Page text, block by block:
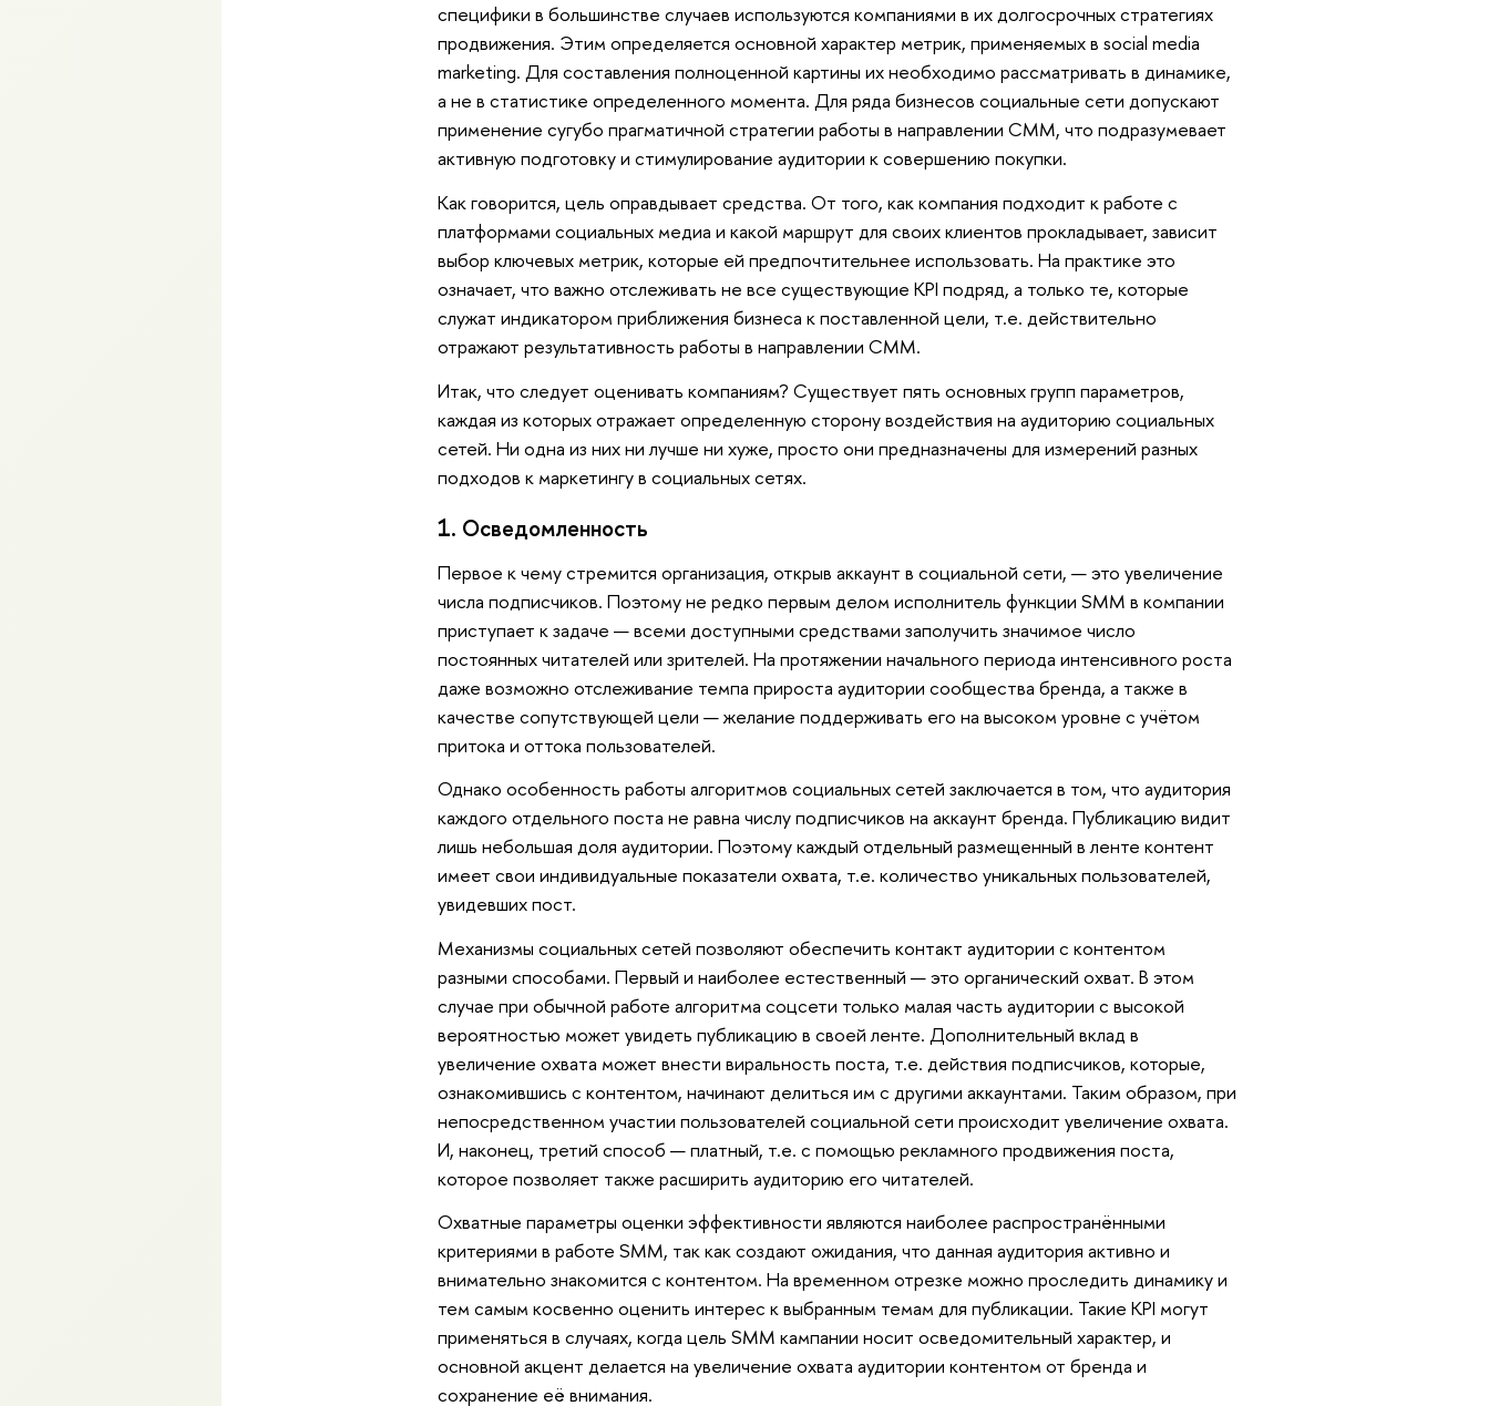
специфики в большинстве случаев используются компаниями в их долгосрочных стратегиях
продвижения. Этим определяется основной характер метрик, применяемых в social media
marketing. Для составления полноценной картины их необходимо рассматривать в динамике,
а не в статистике определенного момента. Для ряда бизнесов социальные сети допускают
применение сугубо прагматичной стратегии работы в направлении СММ, что подразумевает
активную подготовку и стимулирование аудитории к совершению покупки.
Как говорится, цель оправдывает средства. От того, как компания подходит к работе с
платформами социальных медиа и какой маршрут для своих клиентов прокладывает, зависит
выбор ключевых метрик, которые ей предпочтительнее использовать. На практике это
означает, что важно отслеживать не все существующие KPI подряд, а только те, которые
служат индикатором приближения бизнеса к поставленной цели, т.е. действительно
отражают результативность работы в направлении СММ.
Итак, что следует оценивать компаниям? Существует пять основных групп параметров,
каждая из которых отражает определенную сторону воздействия на аудиторию социальных
сетей. Ни одна из них ни лучше ни хуже, просто они предназначены для измерений разных
подходов к маркетингу в социальных сетях.
1. Осведомленность
Первое к чему стремится организация, открыв аккаунт в социальной сети, — это увеличение
числа подписчиков. Поэтому не редко первым делом исполнитель функции SMM в компании
приступает к задаче — всеми доступными средствами заполучить значимое число
постоянных читателей или зрителей. На протяжении начального периода интенсивного роста
даже возможно отслеживание темпа прироста аудитории сообщества бренда, а также в
качестве сопутствующей цели — желание поддерживать его на высоком уровне с учётом
притока и оттока пользователей.
Однако особенность работы алгоритмов социальных сетей заключается в том, что аудитория
каждого отдельного поста не равна числу подписчиков на аккаунт бренда. Публикацию видит
лишь небольшая доля аудитории. Поэтому каждый отдельный размещенный в ленте контент
имеет свои индивидуальные показатели охвата, т.е. количество уникальных пользователей,
увидевших пост.
Механизмы социальных сетей позволяют обеспечить контакт аудитории с контентом
разными способами. Первый и наиболее естественный — это органический охват. В этом
случае при обычной работе алгоритма соцсети только малая часть аудитории с высокой
вероятностью может увидеть публикацию в своей ленте. Дополнительный вклад в
увеличение охвата может внести виральность поста, т.е. действия подписчиков, которые,
ознакомившись с контентом, начинают делиться им с другими аккаунтами. Таким образом, при
непосредственном участии пользователей социальной сети происходит увеличение охвата.
И, наконец, третий способ — платный, т.е. с помощью рекламного продвижения поста,
которое позволяет также расширить аудиторию его читателей.
Охватные параметры оценки эффективности являются наиболее распространёнными
критериями в работе SMM, так как создают ожидания, что данная аудитория активно и
внимательно знакомится с контентом. На временном отрезке можно проследить динамику и
тем самым косвенно оценить интерес к выбранным темам для публикации. Такие KPI могут
применяться в случаях, когда цель SMM кампании носит осведомительный характер, и
основной акцент делается на увеличение охвата аудитории контентом от бренда и
сохранение её внимания.